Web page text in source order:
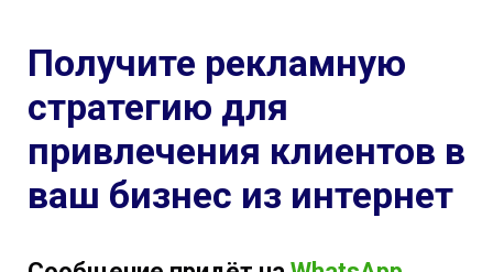
Получите рекламную
стратегию для
привлечения клиентов в
ваш бизнес из интернет